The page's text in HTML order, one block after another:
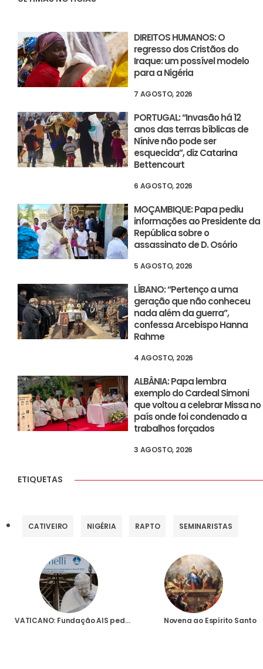
DIREITOS HUMANOS: O
regresso dos Cristãos do
Iraque: um possível modelo
para a Nigéria
7 AGOSTO, 2026
PORTUGAL: “Invasão há 12
anos das terras bíblicas de
Nínive não pode ser
esquecida”, diz Catarina
Bettencourt
6 AGOSTO, 2026
MOÇAMBIQUE: Papa pediu
informações ao Presidente da
República sobre o
assassinato de D. Osório
5 AGOSTO, 2026
LÍBANO: “Pertenço a uma
geração que não conheceu
nada além da guerra”,
confessa Arcebispo Hanna
Rahme
4 AGOSTO, 2026
ALBÂNIA: Papa lembra
exemplo do Cardeal Simoni
que voltou a celebrar Missa no
país onde foi condenado a
trabalhos forçados
3 AGOSTO, 2026
ETIQUETAS
CATIVEIRO NIGÉRIA RAPTO SEMINARISTAS
VATICANO: Fundação AIS pede orações pela rápida recuperação do Santo Padre, internado com uma infecção respiratória Novena ao Espírito Santo